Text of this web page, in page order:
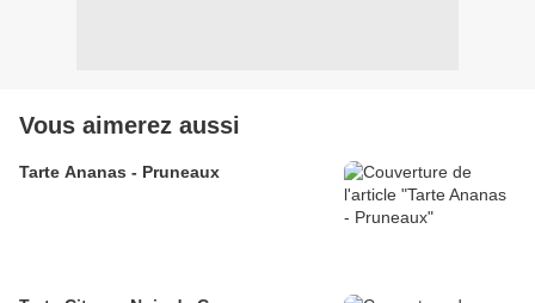
Vous aimerez aussi
Tarte Ananas - Pruneaux